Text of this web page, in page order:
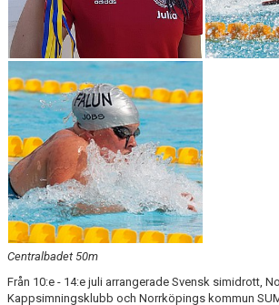
Centralbadet 50m
Från 10:e - 14:e juli arrangerade Svensk simidrott,
Kappsimningsklubb och Norrköpings kommun